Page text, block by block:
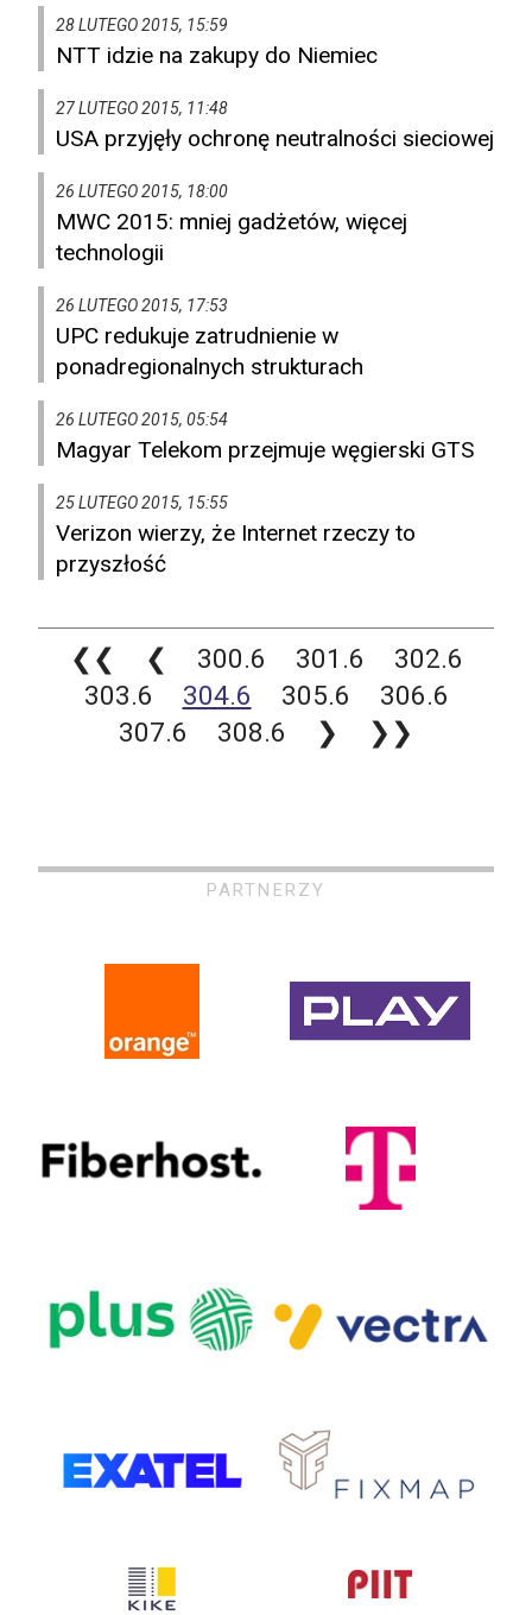
28 LUTEGO 2015, 15:59
NTT idzie na zakupy do Niemiec
27 LUTEGO 2015, 11:48
USA przyjęły ochronę neutralności sieciowej
26 LUTEGO 2015, 18:00
MWC 2015: mniej gadżetów, więcej
technologii
26 LUTEGO 2015, 17:53
UPC redukuje zatrudnienie w
ponadregionalnych strukturach
26 LUTEGO 2015, 05:54
Magyar Telekom przejmuje węgierski GTS
25 LUTEGO 2015, 15:55
Verizon wierzy, że Internet rzeczy to
przyszłość
❮❮ ❮ 300.6 301.6
302.6
303.6
304.6 305.6
306.6
307.6
308.6 ❯ ❯❯
PARTNERZY